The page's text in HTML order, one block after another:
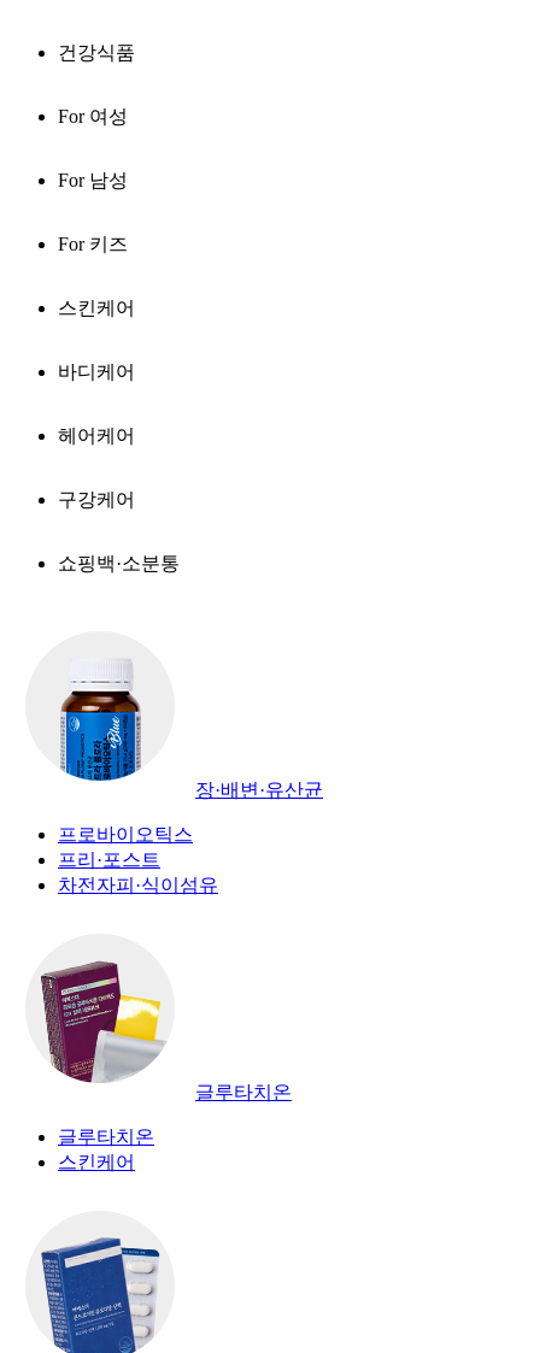
건강식품
For 여성
For 남성
For 키즈
스킨케어
바디케어
헤어케어
구강케어
쇼핑백·소분통
장·배변·유산균
프로바이오틱스
프리·포스트
차전자피·식이섬유
글루타치온
글루타치온
스킨케어